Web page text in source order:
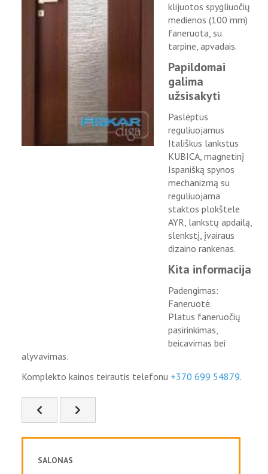
klijuotos spygliuočių
medienos (100 mm)
faneruota, su
tarpine, apvadais.
Papildomai
galima
užsisakyti
Paslėptus
reguliuojamus
Itališkus lankstus
KUBICA, magnetinį
Ispanišką spynos
mechanizmą su
reguliuojama
staktos plokštele
AYR, lankstų apdailą,
slenkstį, įvairaus
dizaino rankenas.
Kita informacija
Padengimas:
Faneruotė.
Platus faneruočių
pasirinkimas,
beicavimas bei
alyvavimas.
Komplekto kainos teirautis telefonu +370 699 54879.
Ankstesnis straipsnis: FIS-73
Kitas straipsnis: FIS-75
SALONAS